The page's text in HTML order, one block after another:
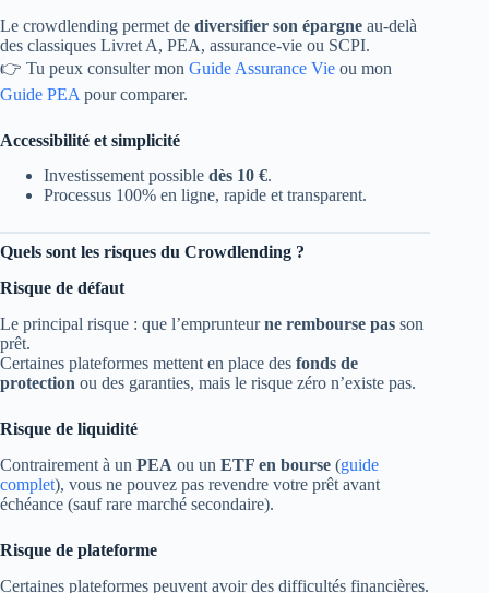
Le crowdlending permet de diversifier son épargne au-delà
des classiques Livret A, PEA, assurance-vie ou SCPI.
👉 Tu peux consulter mon Guide Assurance Vie ou mon
Guide PEA pour comparer.
Accessibilité et simplicité
Investissement possible dès 10 €.
Processus 100% en ligne, rapide et transparent.
Quels sont les risques du Crowdlending ?
Risque de défaut
Le principal risque : que l’emprunteurne rembourse pas son
prêt.
Certaines plateformes mettent en place des fonds de
protection ou des garanties, mais le risque zéro n’existe pas.
Risque de liquidité
Contrairement à un PEA ou un ETF en bourse (guide
complet), vous ne pouvez pas revendre votre prêt avant
échéance (sauf rare marché secondaire).
Risque de plateforme
Certaines plateformes peuvent avoir des difficultés financières.